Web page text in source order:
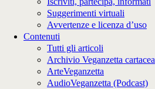
Suggerimenti virtuali
Avvertenze e licenza d’uso
Contenuti
Tutti gli articoli
Archivio Veganzetta cartacea
ArteVeganzetta
AudioVeganzetta (Podcast)